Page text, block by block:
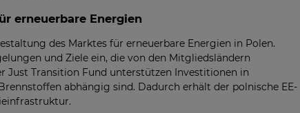
erneuerbare Energien
des Marktes für erneuerbare Energien in Polen.
und Ziele ein, die von den Mitgliedsländern
Just Transition Fund unterstützen Investitionen in
abhängig sind. Dadurch erhält der polnische EE-